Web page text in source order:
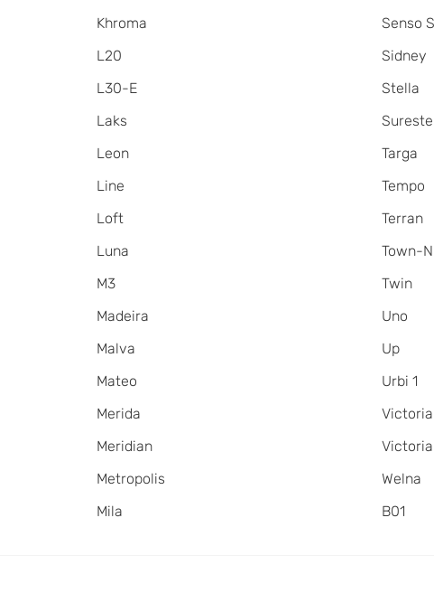
Khroma
L20
L30-E
Laks
Leon
Line
Loft
Luna
M3
Madeira
Malva
Mateo
Merida
Meridian
Metropolis
Mila
Senso
Sidney
Stella
Sureste
Targa
Tempo
Terran
Town-N
Twin
Uno
Up
Urbi 1
Victoria
Welna
В01